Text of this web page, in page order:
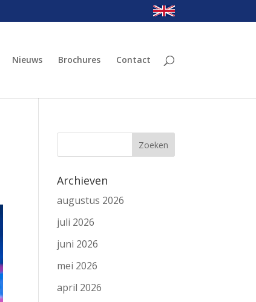
Nieuws Brochures Contact
Archieven
augustus 2026
juli 2026
juni 2026
mei 2026
april 2026